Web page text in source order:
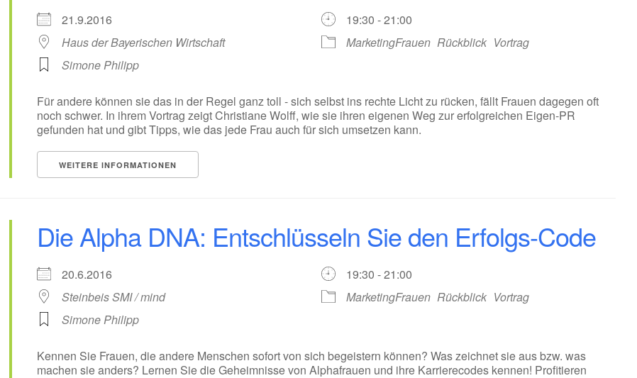
21.9.2016
19:30 - 21:00
Haus der Bayerischen Wirtschaft
MarketingFrauen Rückblick Vortrag
Simone Philipp
Für andere können sie das in der Regel ganz toll - sich selbst ins rechte Licht zu rücken, fällt Frauen dagegen oft
noch schwer. In ihrem Vortrag zeigt Christiane Wolff, wie sie ihren eigenen Weg zur erfolgreichen Eigen-PR
gefunden hat und gibt Tipps, wie das jede Frau auch für sich umsetzen kann.
WEITERE INFORMATIONEN
Die Alpha DNA: Entschlüsseln Sie den Erfolgs-Code
20.6.2016
19:30 - 21:00
Steinbeis SMI / mind
MarketingFrauen Rückblick Vortrag
Simone Philipp
Kennen Sie Frauen, die andere Menschen sofort von sich begeistern können? Was zeichnet sie aus bzw. was
machen sie anders? Lernen Sie die Geheimnisse von Alphafrauen und ihre Karrierecodes kennen! Profitieren